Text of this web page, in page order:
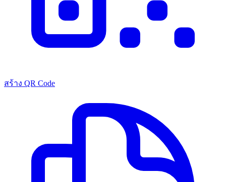
สร้าง QR Code